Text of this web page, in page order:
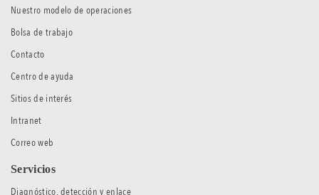
Nuestro modelo de operaciones
Bolsa de trabajo
Contacto
Centro de ayuda
Sitios de interés
Intranet
Correo web
Servicios
Diagnóstico, detección y enlace